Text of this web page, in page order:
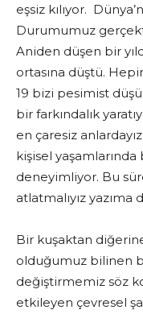
eşsiz kılıyor.
Durumumuz
Aniden düşen bir
ortasına düştü.
19 bizi pesimist
bir farkındalık
en çaresiz
kişisel
deneyimliyor. Bu
atlatmalıyız
Bir kuşaktan
olduğumuz bilinen
değiştirmemiz söz
etkileyen çevresel